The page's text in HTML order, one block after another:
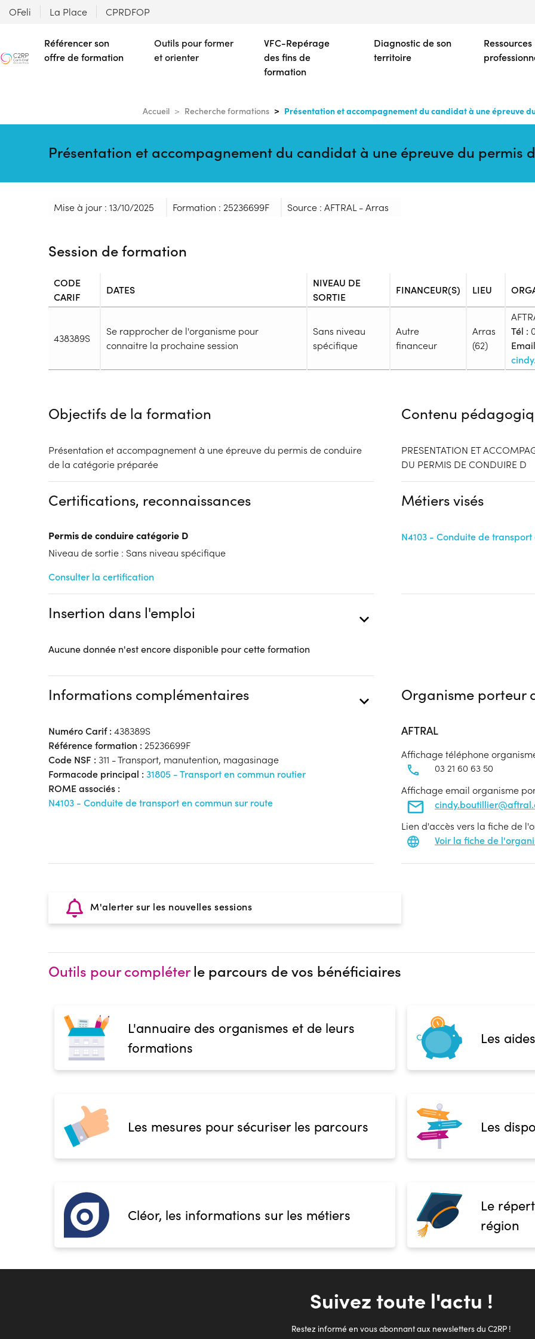
contenu
principal
OFeli La Place CPRDFOP
Référencer son
offre de formation
Outils pour former
et orienter
VFC-Repérage
des fins de
formation
Diagnostic de son
territoire
Ressources
Accueil Recherche formations Présentation et accompagnement du candidat à une épreuve
Présentation et accompagnement du candidat à une épreuve du permis
Mise à jour : 13/10/2025 Formation : 25236699F Source : AFTRAL - Arras
Session de formation
CODE
CARIF
DATES
NIVEAU DE
SORTIE
FINANCEUR(S) LIEU
438389S
Se rapprocher de l'organisme pour
connaitre la prochaine session
Sans niveau
spécifique
Autre
financeur
Arras
(62)
Tél :
Durée en centre :2h
Rythme :
Temps plein, Cours de jour
Dispositif
Financements à déterminer selon la situation du bénéficiaire
Tarif :N.C.
Lieu de formation
Rue Hans Geiger
ZI Est
Restauration :
Pas de restauration
Transport :Pas de transport
Prérequis :
Titulaire du permis B français
le français - Être apte
au contrôle médical de
obligations de recensement
moins de 25 ans) - Être
Public :
Objectifs de la formation
Présentation et accompagnement à une épreuve du permis de conduire
de la catégorie préparée
Contenu
PRESENTATION ET
DU PERMIS DE CONDUIRE D
Certifications, reconnaissances
Permis de conduire catégorie D
Niveau de sortie : Sans niveau spécifique
Consulter la certification
Métiers visés
N4103 - Conduite de
Insertion dans l'emploi
Aucune donnée n'est encore disponible pour cette formation
Informations complémentaires
Numéro Carif : 438389S
Référence formation : 25236699F
Code NSF : 311 - Transport, manutention, magasinage
Formacode principal : 31805 - Transport en commun routier
ROME associés :
N4103 - Conduite de transport en commun sur route
Organisme porteur
AFTRAL
Affichage téléphone
03 21 60 63 50
Affichage email organisme
Lien d'accès vers la fiche de
Voir la fiche de
M'alerter sur les nouvelles sessions
Outils pour compléterle parcours de vos bénéficiaires
L'annuaire des organismes et de leurs
formations
Les
Les mesures pour sécuriser les parcours Les
Cléor, les informations sur les métiers
Le
région
Suivez toute l'actu !
Restez informé en vous abonnant aux newsletters du C2RP !